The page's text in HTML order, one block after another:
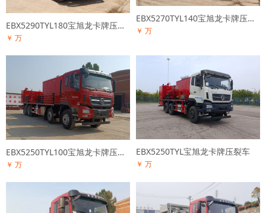
EBX5290TYL180宝旭龙卡牌压裂车
￥ 万
EBX5270TYL140宝旭龙卡牌压裂车
￥ 万
EBX5250TYL100宝旭龙卡牌压裂车
￥ 万
EBX5250TYL宝旭龙卡牌压裂车
￥ 万